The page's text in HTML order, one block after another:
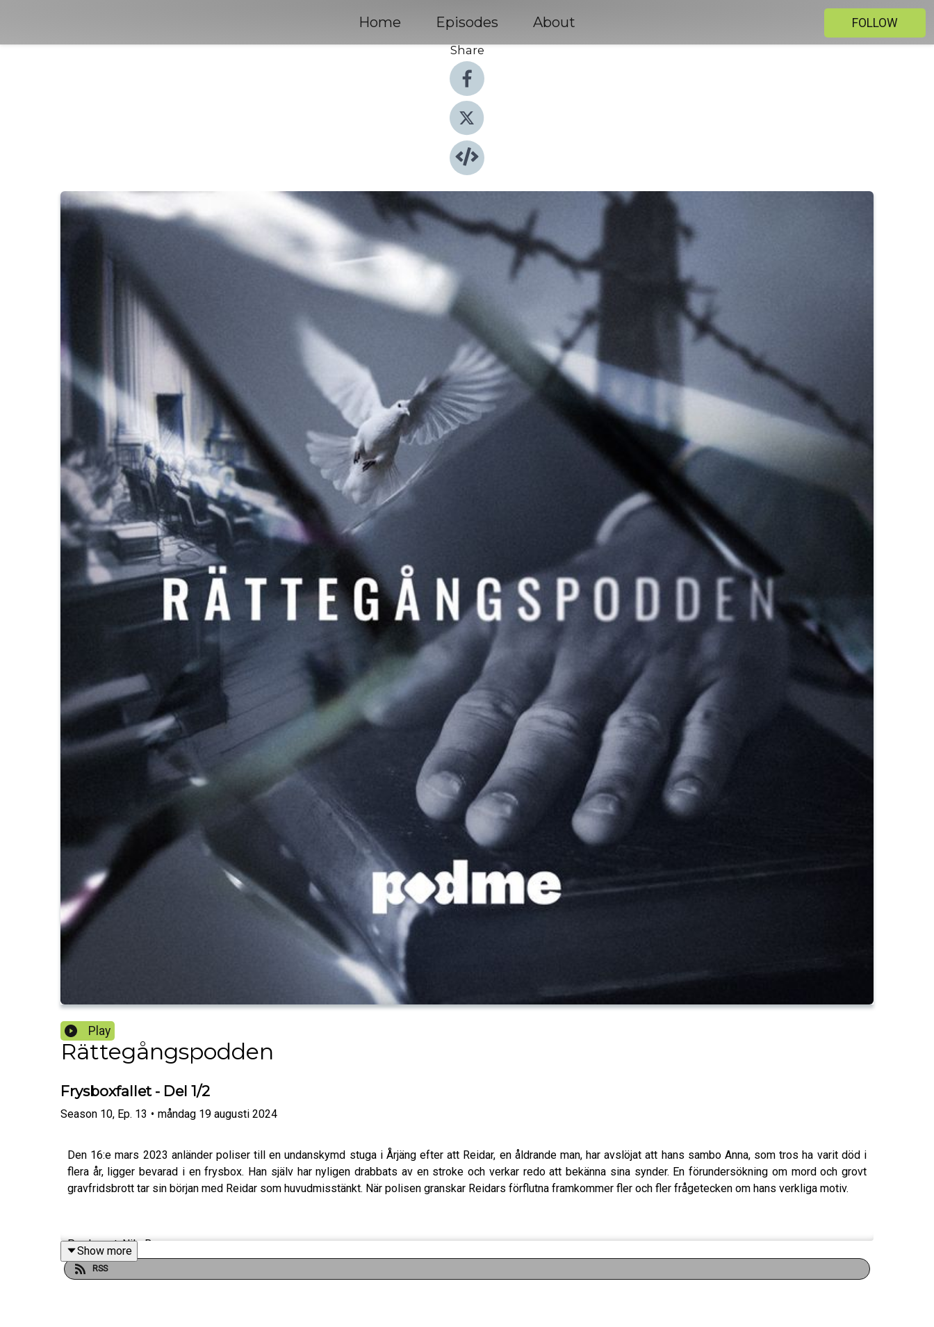
Home Episodes About
FOLLOW
Share
Play
Rättegångspodden
Frysboxfallet - Del 1/2
Season 10, Ep. 13 • måndag 19 augusti 2024
Den 16:e mars 2023 anländer poliser till en undanskymd stuga i Årjäng efter att Reidar, en åldrande man, har avslöjat att hans sambo Anna, som tros ha varit död i
flera år, ligger bevarad i en frysbox. Han själv har nyligen drabbats av en stroke och verkar redo att bekänna sina synder. En förundersökning om mord och grovt
gravfridsbrott tar sin början med Reidar som huvudmisstänkt. När polisen granskar Reidars förflutna framkommer fler och fler frågetecken om hans verkliga motiv.
Producent: Nils Bergman
Show more
RSS